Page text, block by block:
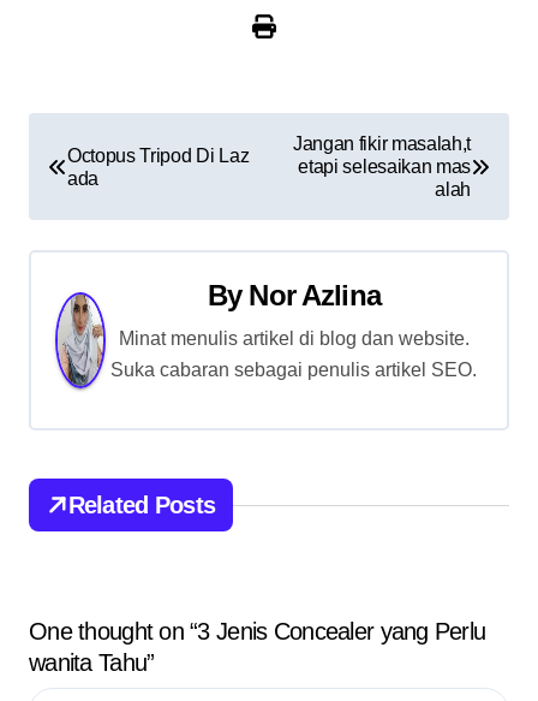
s
v
i
g
t
i
Octopus Tripod Di Laz
ada
Jangan fikir masalah,t
etapi selesaikan mas
alah
By Nor Azlina
Minat menulis artikel di blog dan website.
Suka cabaran sebagai penulis artikel SEO.
Related Posts
One thought on “3 Jenis Concealer yang Perlu
wanita Tahu”